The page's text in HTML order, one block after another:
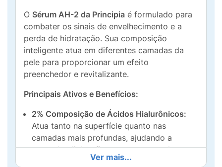
O Sérum AH-2 da Principia é formulado para
combater os sinais de envelhecimento e a
perda de hidratação. Sua composição
inteligente atua em diferentes camadas da
pele para proporcionar um efeito
preenchedor e revitalizante.
Principais Ativos e Benefícios:
2% Composição de Ácidos Hialurônicos:
Atua tanto na superfície quanto nas
camadas mais profundas, ajudando a
preencher linhas finas e manter a pele
hidratada por mais tempo.
Ver mais...